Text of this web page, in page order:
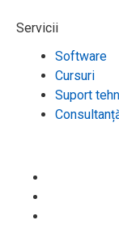
Servicii
Software
Cursuri
Suport